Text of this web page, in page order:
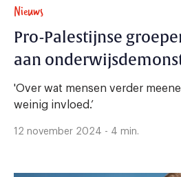
Nieuws
Pro-Palestijnse
aan
'Over wat mensen verder
weinig invloed.’
12 november 2024 - 4 min.